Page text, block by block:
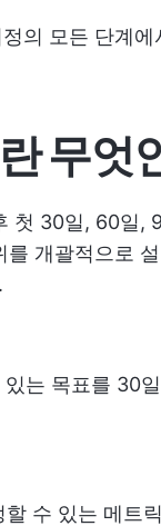
의 모든 단계
무엇
첫 30일, 60일,
개괄적으로
는 목표를 30
수 있는 메트